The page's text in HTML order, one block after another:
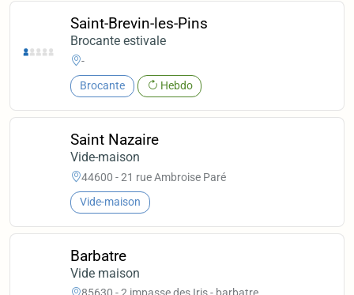
Saint-Brevin-les-Pins
Brocante estivale
-
Brocante Hebdo
Saint Nazaire
Vide-maison
44600 - 21 rue Ambroise Paré
Vide-maison
Barbatre
Vide maison